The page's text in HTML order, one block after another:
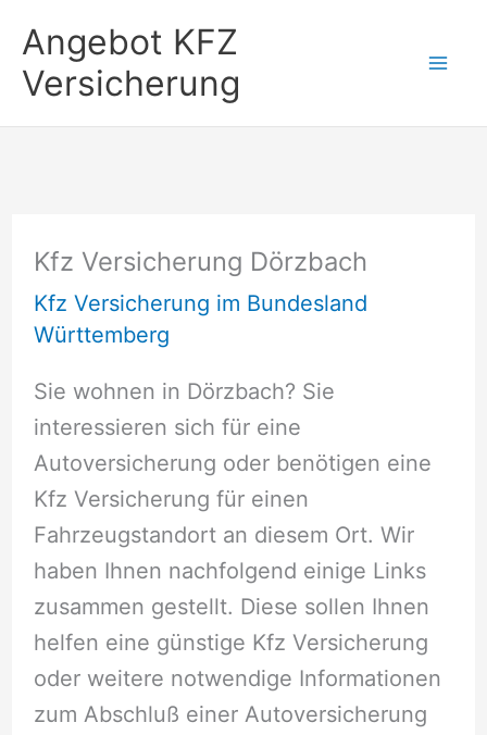
Inhalt
springen
Angebot KFZ
Versicherung
Kfz Versicherung Dörzbach
Kfz Versicherung im Bundesland
Württemberg
Sie wohnen in Dörzbach? Sie
interessieren sich für eine
Autoversicherung oder benötigen eine
Kfz Versicherung für einen
Fahrzeugstandort an diesem Ort. Wir
haben Ihnen nachfolgend einige Links
zusammen gestellt. Diese sollen Ihnen
helfen eine günstige Kfz Versicherung
oder weitere notwendige Informationen
zum Abschluß einer Autoversicherung